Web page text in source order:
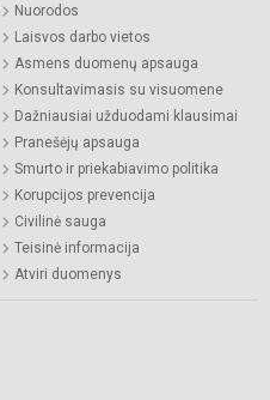
Nuorodos
Laisvos darbo vietos
Asmens duomenų apsauga
Konsultavimasis su visuomene
Dažniausiai užduodami klausimai
Pranešėjų apsauga
Smurto ir priekabiavimo politika
Korupcijos prevencija
Civilinė sauga
Teisinė informacija
Atviri duomenys